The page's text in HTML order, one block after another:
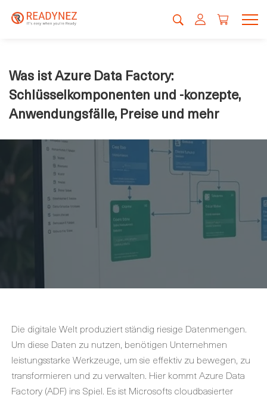
Was ist Azure Data Factory:
Schlüsselkomponenten und -konzepte,
Anwendungsfälle, Preise und mehr
Die digitale Welt produziert ständig riesige Datenmengen.
Um diese Daten zu nutzen, benötigen Unternehmen
leistungsstarke Werkzeuge, um sie effektiv zu bewegen, zu
transformieren und zu verwalten. Hier kommt Azure Data
Factory (ADF) ins Spiel. Es ist Microsofts cloudbasierter